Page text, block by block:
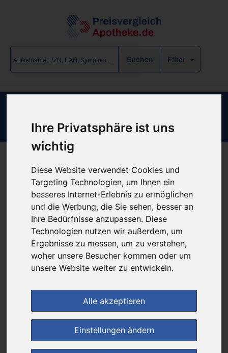
Ihre Privatsphäre ist uns
wichtig
Diese Website verwendet Cookies und
Targeting Technologien, um Ihnen ein
besseres Internet-Erlebnis zu ermöglichen
und die Werbung, die Sie sehen, besser an
Ihre Bedürfnisse anzupassen. Diese
Technologien nutzen wir außerdem, um
Ergebnisse zu messen, um zu verstehen,
woher unsere Besucher kommen oder um
unsere Website weiter zu entwickeln.
Alle akzeptieren
Einstellungen ändern
Filter
Simvastatin AbZ 40mg Filmtabletten
Produkt empfehlen
günstigster Produktpreis ab
16,17 €
bei
Daten vom 10.08.2026 08:20 Uhr